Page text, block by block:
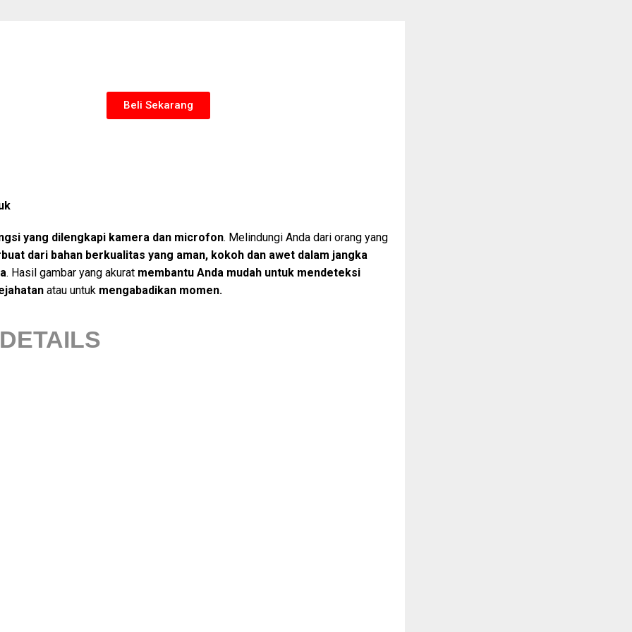
Beli Sekarang
yang dilengkapi kamera dan microfon. Melindungi Anda dari orang yang
dari bahan berkualitas yang aman, kokoh dan awet dalam jangka
. Hasil gambar yang akurat membantu Anda mudah untuk mendeteksi
atau untuk mengabadikan momen.